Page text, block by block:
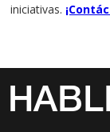
iniciativas.